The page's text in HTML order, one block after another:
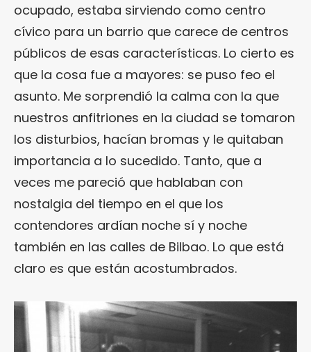
ocupado, estaba sirviendo como centro
cívico para un barrio que carece de centros
públicos de esas características. Lo cierto es
que la cosa fue a mayores: se puso feo el
asunto. Me sorprendió la calma con la que
nuestros anfitriones en la ciudad se tomaron
los disturbios, hacían bromas y le quitaban
importancia a lo sucedido. Tanto, que a
veces me pareció que hablaban con
nostalgia del tiempo en el que los
contendores ardían noche sí y noche
también en las calles de Bilbao. Lo que está
claro es que están acostumbrados.